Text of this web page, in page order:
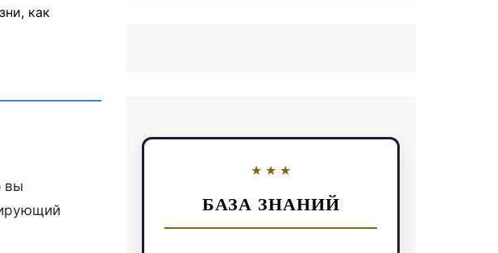
как
вы
БАЗА ЗНАНИЙ